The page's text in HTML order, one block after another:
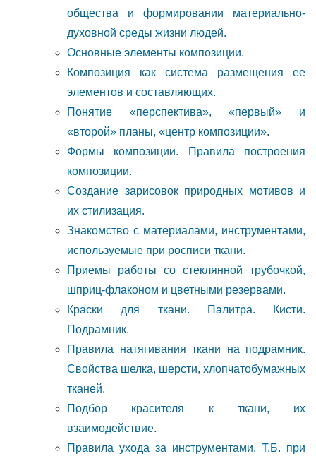
общества и формировании материально-
духовной среды жизни людей.
Основные элементы композиции.
Композиция как система размещения ее
элементов и составляющих.
Понятие «перспектива», «первый» и
«второй» планы, «центр композиции».
Формы композиции. Правила построения
композиции.
Создание зарисовок природных мотивов и
их стилизация.
Знакомство с материалами, инструментами,
используемые при росписи ткани.
Приемы работы со стеклянной трубочкой,
шприц-флаконом и цветными резервами.
Краски для ткани. Палитра. Кисти.
Подрамник.
Правила натягивания ткани на подрамник.
Свойства шелка, шерсти, хлопчатобумажных
тканей.
Подбор красителя к ткани, их
взаимодействие.
Правила ухода за инструментами. Т.Б. при